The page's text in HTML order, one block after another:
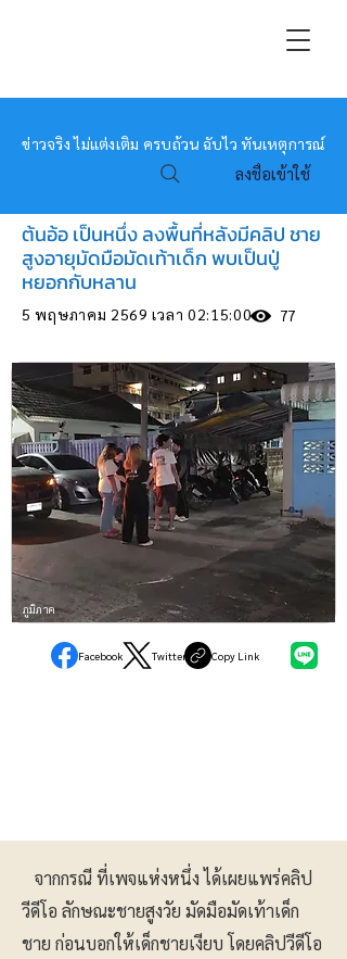
หมอข่าว
ข่าวจริง ไม่แต่งเติม ครบถ้วน ฉับไว ทันเหตุการณ์
ลงชื่อเข้าใช้
ต้นอ้อ เป็นหนึ่ง ลงพื้นที่หลังมีคลิป ชาย
สูงอายุมัดมือมัดเท้าเด็ก พบเป็นปู่
หยอกกับหลาน
5 พฤษภาคม 2569 เวลา 02:15:00 77
ภูมิภาค
Facebook Twitter Copy Link
จากกรณี ที่เพจแห่งหนึ่ง ได้เผยแพร่คลิป
วีดีโอ ลักษณะชายสูงวัย มัดมือมัดเท้าเด็ก
ชาย ก่อนบอกให้เด็กชายเงียบ โดยคลิปวีดีโอ